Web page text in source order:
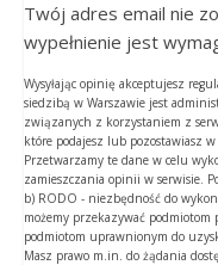
Twój adres email nie
wypełnienie jest
Wysyłając opinię akceptujesz
siedzibą w Warszawie jest
związanych z korzystaniem z
które podajesz lub pozostawiasz
Przetwarzamy te dane w celu
zamieszczania opinii w serwisie.
b) RODO - niezbędność do
możemy przekazywać
podmiotom uprawnionym do
Masz prawo m.in. do żądania